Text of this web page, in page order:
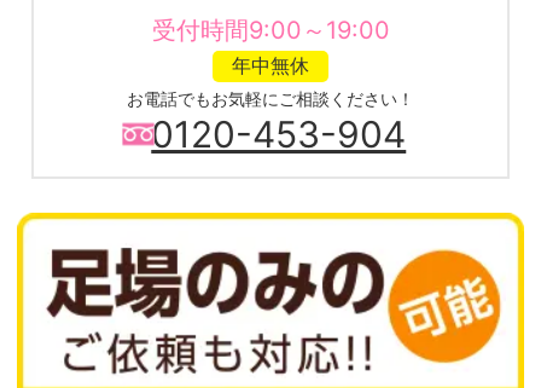
受付時間9:00～19:00
年中無休
お電話でもお気軽にご相談ください！
0120-453-904